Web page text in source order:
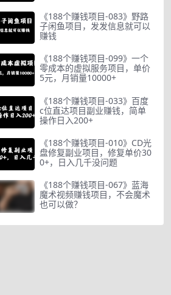
《188个赚钱项目-083》野路
子闲鱼项目，发发信息就可以
赚钱
《188个赚钱项目-099》一个
零成本的虚拟服务项目，单价
5元，月销量10000+
《188个赚钱项目-033》百度
c位直达项目副业赚钱，简单
操作日入200+
《188个赚钱项目-010》CD光
盘修复副业项目，修复单价30
0+，日入几千没问题
《188个赚钱项目-067》蓝海
魔术视频赚钱项目，不会魔术
也可以做？